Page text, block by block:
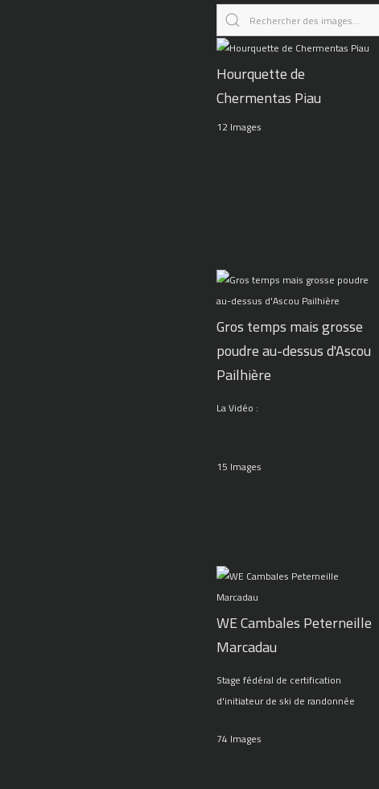
Hourquette de
Chermentas Piau
12 Images
Gros temps mais grosse
poudre au-dessus d'Ascou
Pailhière
La Vidéo :
15 Images
WE Cambales Peterneille
Marcadau
Stage fédéral de certification
d'initiateur de ski de randonnée
74 Images